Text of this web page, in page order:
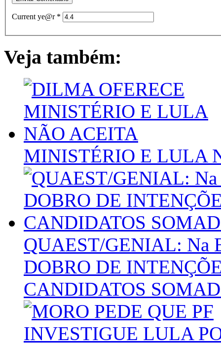
Current ye@r *
Veja também:
MINISTÉRIO E LULA
QUAEST/GENIAL:
DOBRO DE
CANDIDATOS